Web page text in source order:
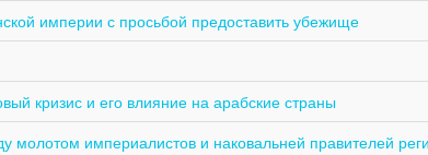
империи с просьбой предоставить убежище
кризис и его влияние на арабские страны
молотом империалистов и наковальней правителей